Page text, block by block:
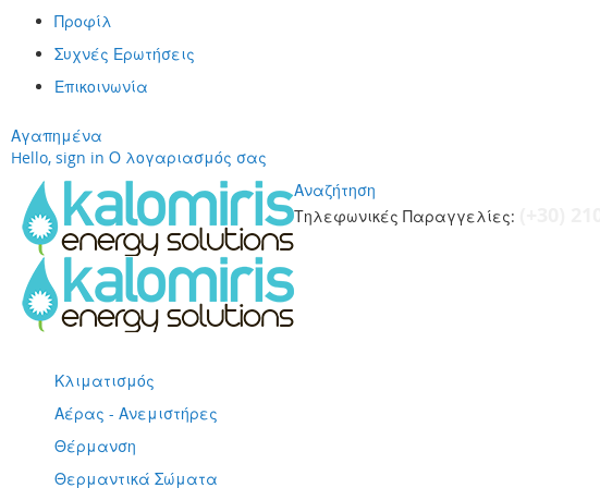
Προφίλ
Συχνές Ερωτήσεις
Επικοινωνία
Αγαπημένα
Hello, sign in Ο λογαριασμός σας
Αναζήτηση
Τηλεφωνικές Παραγγελίες:
περιεχόμενο
Κλιματισμός
Αέρας - Ανεμιστήρες
Θέρμανση
Θερμαντικά Σώματα